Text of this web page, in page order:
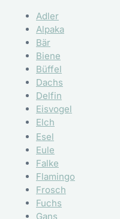
Adler
Alpaka
Bär
Biene
Büffel
Dachs
Delfin
Eisvogel
Elch
Esel
Eule
Falke
Flamingo
Frosch
Fuchs
Gans